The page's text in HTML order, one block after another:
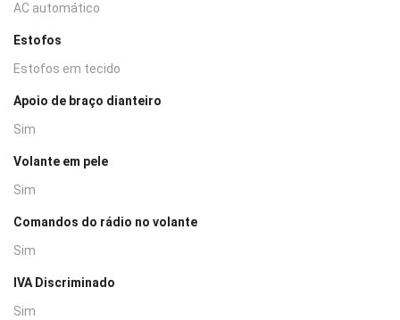
AC automático
Estofos
Estofos em tecido
Apoio de braço dianteiro
Sim
Volante em pele
Sim
Comandos do rádio no volante
Sim
IVA Discriminado
Sim